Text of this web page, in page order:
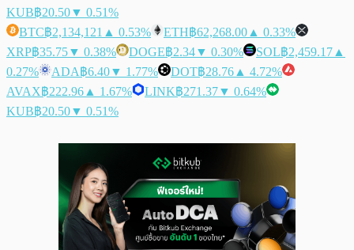
KUB฿20.50▼ 0.51%
BTC฿2,134,121 ▲ 0.53% ETH฿62,268.00 ▲ 0.33%
XRP฿35.75▼ 0.38% DOGE฿2.34▼ 0.30% SOL฿2,459.17 ▲
0.27%
ADA฿6.40▼ 1.77% DOT฿28.76 ▲ 4.72%
AVAX฿222.96 ▲ 1.67% LINK฿271.37▼ 0.64%
KUB฿20.50▼ 0.51%